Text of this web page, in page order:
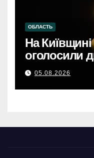
ОБЛАСТЬ
На
оголосили
серпня –
загиблими.
05.08.2026